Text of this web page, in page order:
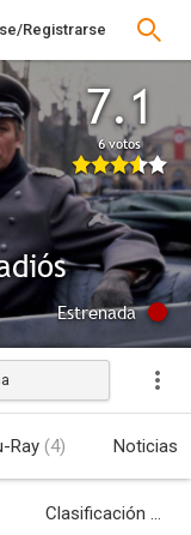
Registrarse
7.1
6 votos
Estrenada
Ray (4) Noticias
Clasificación por edades